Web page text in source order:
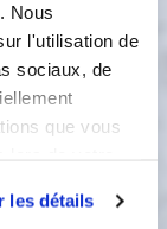
Nous
l'utilisation de
sociaux, de
que vous
les détails
beurre